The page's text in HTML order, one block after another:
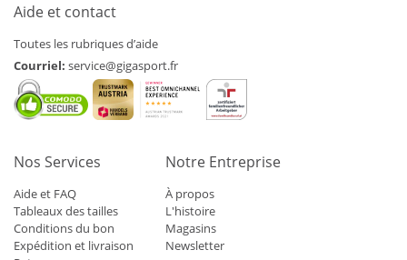
Aide et contact
Toutes les rubriques d’aide
Courriel: service@gigasport.fr
Nos Services
Aide et FAQ
Tableaux des tailles
Conditions du bon
Expédition et livraison
Notre Entreprise
À propos
L'histoire
Magasins
Newsletter